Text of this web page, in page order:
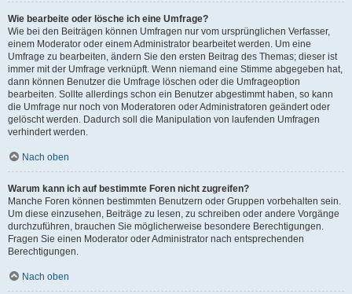
Wie bearbeite oder lösche ich eine Umfrage?
Wie bei den Beiträgen können Umfragen nur vom ursprünglichen Verfasser,
einem Moderator oder einem Administrator bearbeitet werden. Um eine
Umfrage zu bearbeiten, ändern Sie den ersten Beitrag des Themas; dieser ist
immer mit der Umfrage verknüpft. Wenn niemand eine Stimme abgegeben hat,
dann können Benutzer die Umfrage löschen oder die Umfrageoption
bearbeiten. Sollte allerdings schon ein Benutzer abgestimmt haben, so kann
die Umfrage nur noch von Moderatoren oder Administratoren geändert oder
gelöscht werden. Dadurch soll die Manipulation von laufenden Umfragen
verhindert werden.
Nach oben
Warum kann ich auf bestimmte Foren nicht zugreifen?
Manche Foren können bestimmten Benutzern oder Gruppen vorbehalten sein.
Um diese einzusehen, Beiträge zu lesen, zu schreiben oder andere Vorgänge
durchzuführen, brauchen Sie möglicherweise besondere Berechtigungen.
Fragen Sie einen Moderator oder Administrator nach entsprechenden
Berechtigungen.
Nach oben